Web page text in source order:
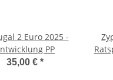
2 Euro 2025 -
PP
35,00 € *